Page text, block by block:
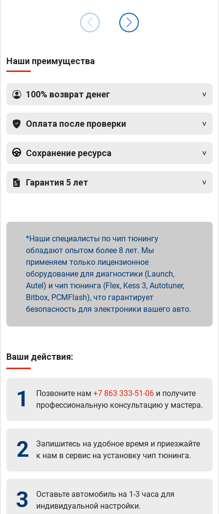
Наши преимущества
100% возврат денег
Оплата после проверки
Сохранение ресурса
Гарантия 5 лет
Наши специалисты по чип тюнингу
обладают опытом более 8 лет. Мы
применяем только лицензионное
оборудование для диагностики (Launch,
Autel) и чип тюнинга (Flex, Kess 3, Autotuner,
Bitbox, PCMFlash), что гарантирует
безопасность для электроники вашего авто.
Ваши действия:
1 Позвоните нам +7 863 333-51-06 и получите
профессиональную консультацию у мастера.
2
Запишитесь на удобное время и приезжайте
к нам в сервис на установку чип тюнинга.
3
Оставьте автомобиль на 1-3 часа для
индивидуальной настройки.